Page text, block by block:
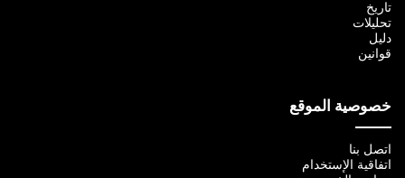
تاريخ
تحليلات
دليل
قوانين
خصوصية الموقع
اتصل بنا
اتفاقية الإستخدام